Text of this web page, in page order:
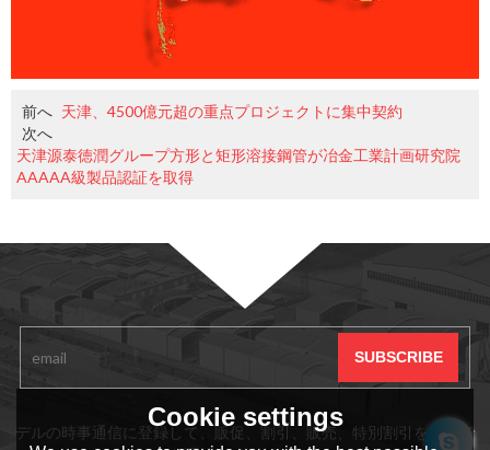
前へ 天津、4500億元超の重点プロジェクトに集中契約
次へ
天津源泰徳潤グループ方形と矩形溶接鋼管が冶金工業計画研究院
AAAAA級製品認証を取得
サブスクリプション
デルの時事通信に登録して、販促、割引、販売、特別割引をいつで
Cookie settings